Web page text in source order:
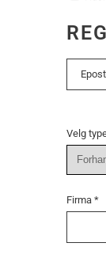
Velg
Firma *